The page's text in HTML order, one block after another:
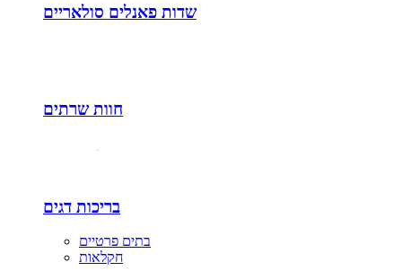
שדות פאנלים סולאריים
חוות שרתים
בריכות דגים
בתים פרטיים
חקלאות